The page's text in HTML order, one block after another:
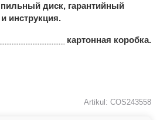
диск, гарантийный
инструкция.
картонная коробка.
Artikul: COS243558